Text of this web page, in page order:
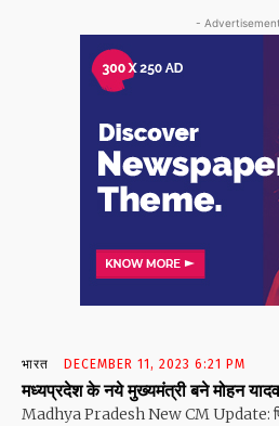
-
भारत DECEMBER 11, 2023 6:21 PM
मध्यप्रदेश के नये मुख्यमंत्री बने मोहन
Madhya Pradesh New CM Update: